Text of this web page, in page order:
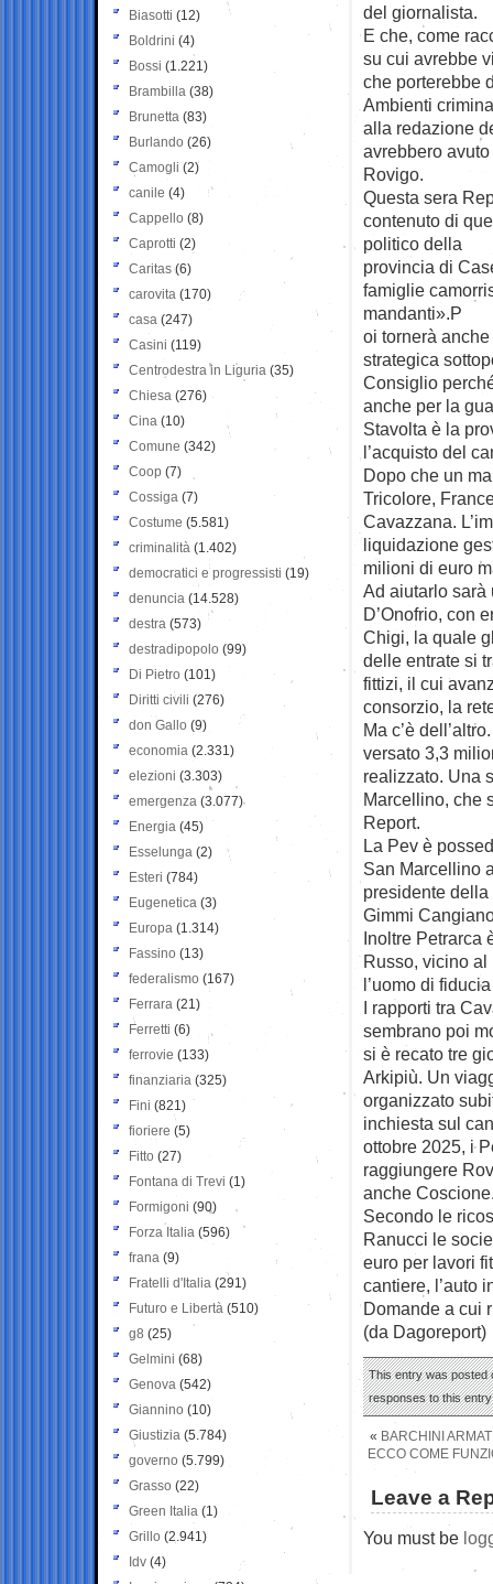
del giornalista.
E che, come
su cui avrebbe
che porterebbe
Ambienti
alla redazione
avrebbero
Rovigo.
Questa sera
contenuto di
politico della
provincia di
famiglie
mandanti».P
oi tornerà
strategica
Consiglio
anche per la
Stavolta è la
l’acquisto del
Dopo che un
Tricolore,
Cavazzana.
liquidazione
milioni di euro
Ad aiutarlo sarà
D’Onofrio, con
Chigi, la quale
delle entrate si
fittizi, il cui
consorzio, la
Ma c’è
versato 3,3
realizzato. Una
Marcellino, che
Report.
La Pev è
San Marcellino
presidente
Gimmi
Inoltre Petrarca
Russo, vicino
l’uomo di
I rapporti tra
sembrano poi
si è recato tre
Arkipiù. Un
organizzato
inchiesta sul
ottobre 2025, i
raggiungere
anche
Secondo le
Ranucci le
euro per lavori
cantiere, l’auto
Domande a cui
(da Dagoreport)
This entry was posted
responses to this
« BARCHINI
ECCO COME
Leave a
You must be
Biasotti (12)
Boldrini (4)
Bossi (1.221)
Brambilla (38)
Brunetta (83)
Burlando (26)
Camogli (2)
canile (4)
Cappello (8)
Caprotti (2)
Caritas (6)
carovita (170)
casa (247)
Casini (119)
Centrodestra in Liguria (35)
Chiesa (276)
Cina (10)
Comune (342)
Coop (7)
Cossiga (7)
Costume (5.581)
criminalità (1.402)
democratici e progressisti (19)
denuncia (14.528)
destra (573)
destradipopolo (99)
Di Pietro (101)
Diritti civili (276)
don Gallo (9)
economia (2.331)
elezioni (3.303)
emergenza (3.077)
Energia (45)
Esselunga (2)
Esteri (784)
Eugenetica (3)
Europa (1.314)
Fassino (13)
federalismo (167)
Ferrara (21)
Ferretti (6)
ferrovie (133)
finanziaria (325)
Fini (821)
fioriere (5)
Fitto (27)
Fontana di Trevi (1)
Formigoni (90)
Forza Italia (596)
frana (9)
Fratelli d'Italia (291)
Futuro e Libertà (510)
g8 (25)
Gelmini (68)
Genova (542)
Giannino (10)
Giustizia (5.784)
governo (5.799)
Grasso (22)
Green Italia (1)
Grillo (2.941)
Idv (4)